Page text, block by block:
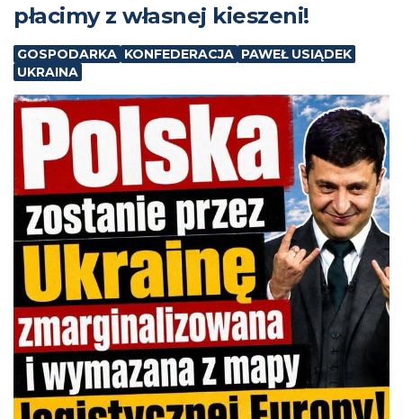
płacimy z własnej kieszeni!
GOSPODARKA KONFEDERACJA PAWEŁ USIĄDEK
UKRAINA